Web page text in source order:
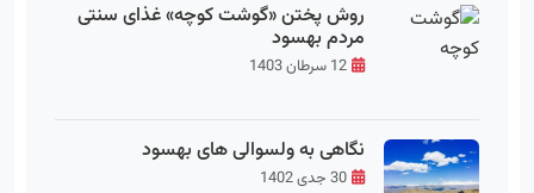
روش پختن «گوشت کوچه» غذای سنتی
مردم بهسود
12 سرطان 1403
نگاهی به ولسوالی های بهسود
30 جدی 1402